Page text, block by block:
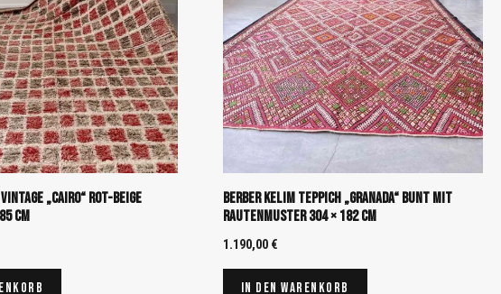
„Cairo“ Rot-Beige
cm
Berber Kelim Teppich „Granada“ Bunt mit
Rautenmuster 304 × 182 cm
1.190,00 €
In den Warenkorb